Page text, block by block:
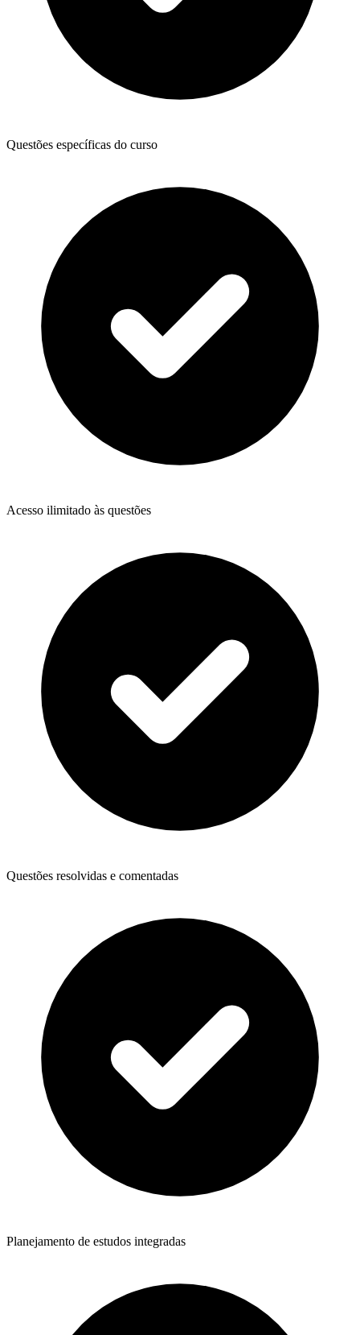
Questões específicas do curso
Acesso ilimitado às questões
Questões resolvidas e comentadas
Planejamento de estudos integradas